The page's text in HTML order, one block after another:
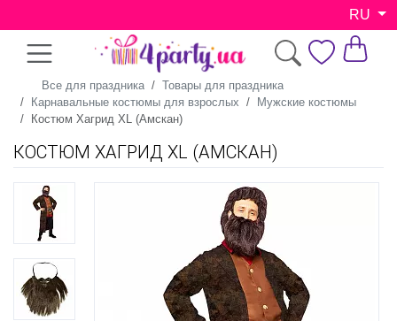
RU
Все для праздника
Товары для праздника
Карнавальные костюмы для взрослых
Мужские костюмы
Костюм Хагрид XL (Амскан)
КОСТЮМ ХАГРИД XL (АМСКАН)